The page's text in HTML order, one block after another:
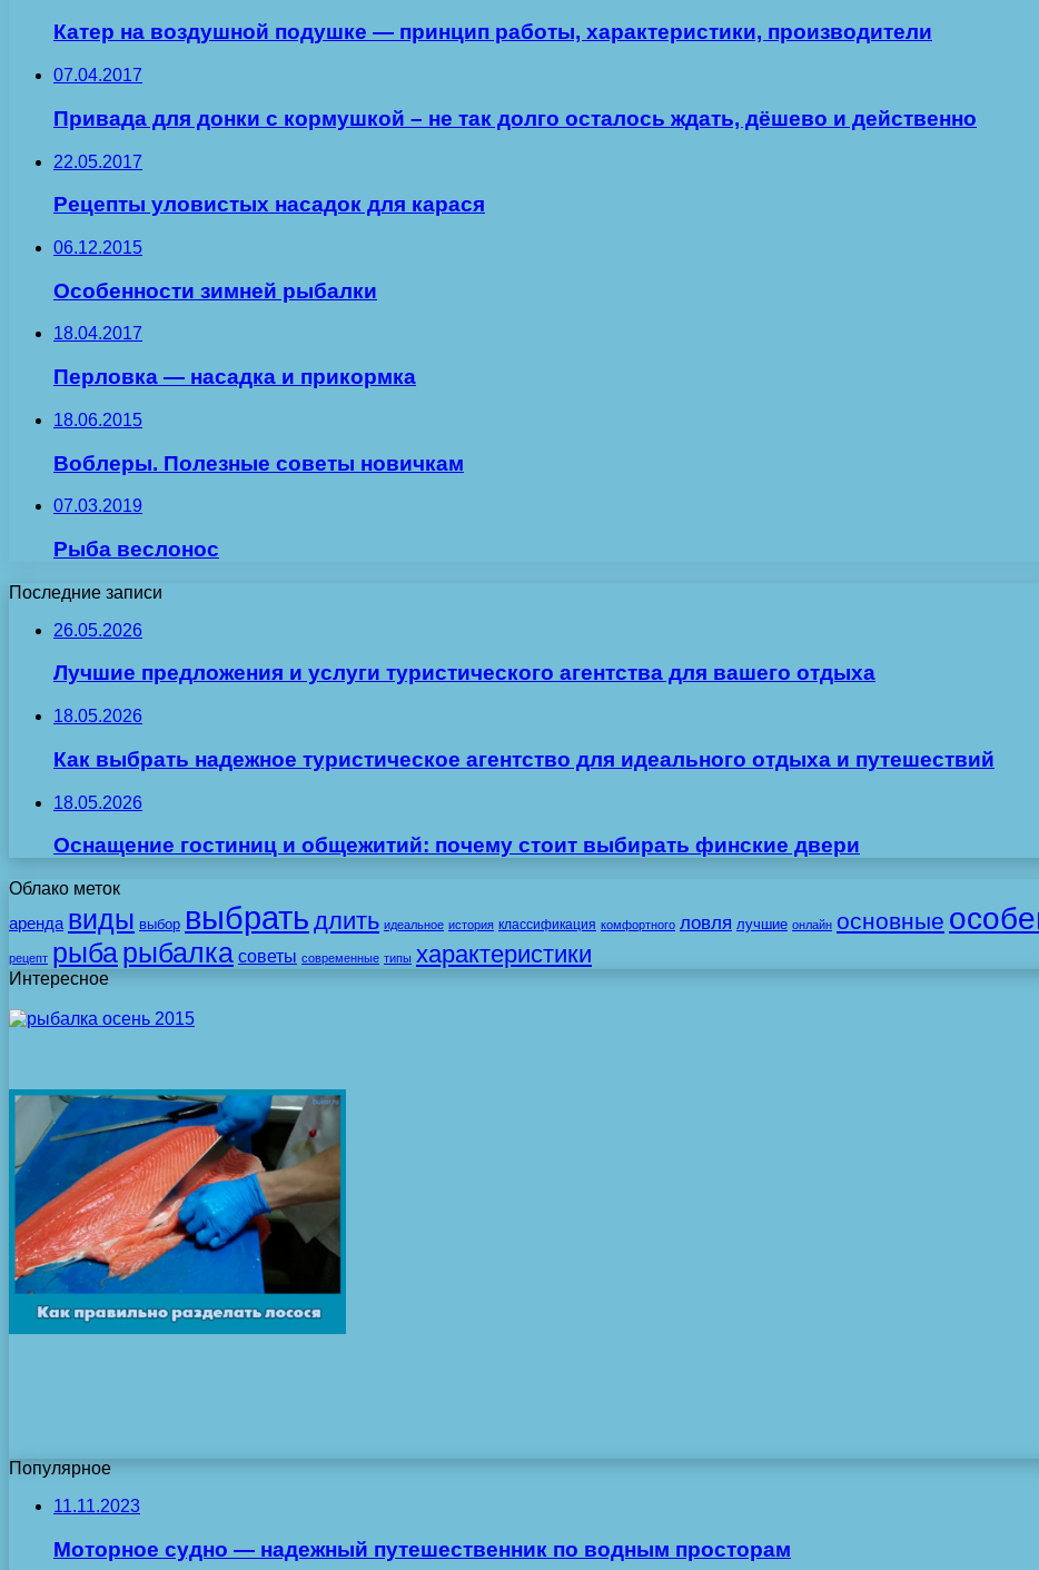
Катер на воздушной подушке — принцип работы, характеристики, производители
07.04.2017
Привада для донки с кормушкой – не так долго осталось ждать, дёшево и действенно
22.05.2017
Рецепты уловистых насадок для карася
06.12.2015
Особенности зимней рыбалки
18.04.2017
Перловка — насадка и прикормка
18.06.2015
Воблеры. Полезные советы новичкам
07.03.2019
Рыба веслонос
Последние записи
26.05.2026
Лучшие предложения и услуги туристического агентства для вашего отдыха
18.05.2026
Как выбрать надежное туристическое агентство для идеального отдыха и путешествий
18.05.2026
Оснащение гостиниц и общежитий: почему стоит выбирать финские двери
Облако меток
аренда виды выбор выбрать длить идеальное история классификация комфортного ловля лучшие онлайн основные
рецепт рыбарыбалка советы современные типы характеристики
Интересное
Популярное
11.11.2023
Моторное судно — надежный путешественник по водным просторам